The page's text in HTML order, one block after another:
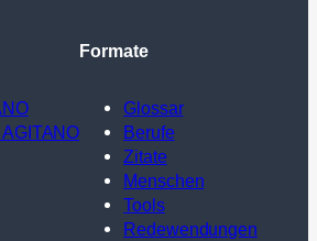
Formate
Glossar
Berufe
Zitate
Menschen
Tools
Redewendungen